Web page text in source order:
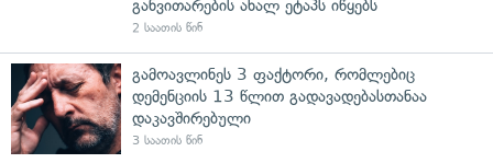
განვითარების ახალ ეტაპს იწყებს
2 საათის წინ
გამოავლინეს 3 ფაქტორი, რომლებიც
დემენციის 13 წლით გადავადებასთანაა
დაკავშირებული
3 საათის წინ